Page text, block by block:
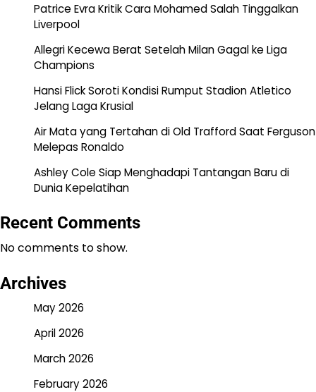
Patrice Evra Kritik Cara Mohamed Salah Tinggalkan
Liverpool
Allegri Kecewa Berat Setelah Milan Gagal ke Liga
Champions
Hansi Flick Soroti Kondisi Rumput Stadion Atletico
Jelang Laga Krusial
Air Mata yang Tertahan di Old Trafford Saat Ferguson
Melepas Ronaldo
Ashley Cole Siap Menghadapi Tantangan Baru di
Dunia Kepelatihan
Recent Comments
No comments to show.
Archives
May 2026
April 2026
March 2026
February 2026